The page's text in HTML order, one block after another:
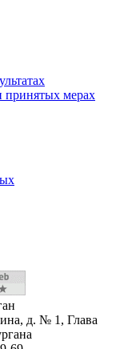
принятых мерах
д. № 1, Глава